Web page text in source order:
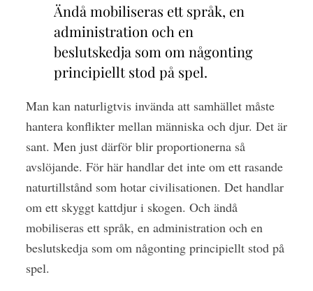
Ändå mobiliseras ett språk, en
administration och en
beslutskedja som om någonting
principiellt stod på spel.
Man kan naturligtvis invända att samhället måste
hantera konflikter mellan människa och djur. Det är
sant. Men just därför blir proportionerna så
avslöjande. För här handlar det inte om ett rasande
naturtillstånd som hotar civilisationen. Det handlar
om ett skyggt kattdjur i skogen. Och ändå
mobiliseras ett språk, en administration och en
beslutskedja som om någonting principiellt stod på
spel.